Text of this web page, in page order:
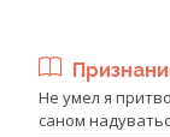
Не умел я
саном